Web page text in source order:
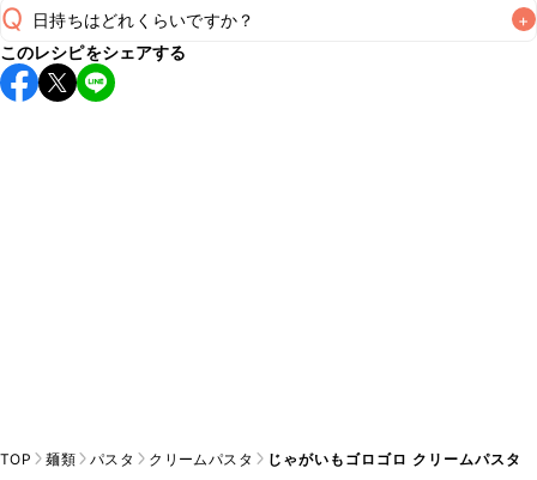
Q 日持ちはどれくらいですか？ +
こちらのレシピは出来たてをお召し上がりいただくことをお
すすめします。
このレシピをシェアする
TOP 麺類 パスタ クリームパスタ じゃがいもゴロゴロ クリームパスタ